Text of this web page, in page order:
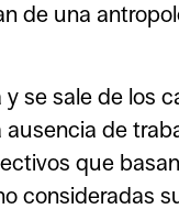
de una
se sale de
de
que
consideradas